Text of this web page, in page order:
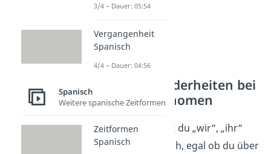
Achtung: Besonderheiten bei
den Subjektpronomen
Im Deutschen benutzt du „wir“, „ihr“
oder „sie“ immer gleich, egal ob du über
3/4 – Dauer: 05:54
Vergangenheit
Spanisch
4/4 – Dauer: 04:56
Spanisch
Weitere spanische Zeitformen
Zeitformen
Spanisch